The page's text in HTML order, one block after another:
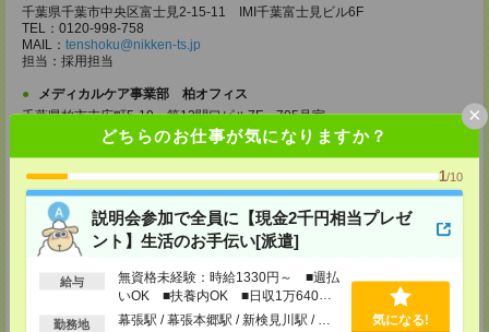
どちらのお仕事が気になりますか？
1/10
説明会参加で全員に【現金2千円相当プレゼ
ント】生活のお手伝い[派遣]
給与
無資格未経験：時給1330円～ ■週払
いOK ■扶養内OK ■日収1万640円
以上
勤務地 幕張駅 / 幕張本郷駅 / 新検見川駅 / … 気になる!
×
千葉県千葉市中央区富士見2-15-11 IMI千葉富士見ビル6F
TEL：0120-998-758
MAIL： tenshoku@nikken-ts.jp
担当：採用担当
メディカルケア事業部 柏オフィス
千葉県柏市末広町5-19 第12関口ビル7F 705号室
TEL：0120-935-218
tenshoku@nikken-ts.jp
メディカルケア事業部 新宿オフィス
東京都新宿区新宿2-3-10 新宿御苑ビル6階
TEL：0120-457-235
MAIL：tenshoku@nikken-ts.jp
メディカルケア事業部 立川事業所
東京都立川市錦町1-12-14